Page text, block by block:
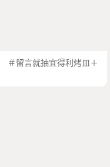
＃留言就抽宜得利烤皿＋